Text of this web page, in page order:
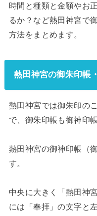
時間と種類と金額やお
るか？など熱田神宮で
方法をまとめます。
熱田神宮の御朱印帳
熱田神宮では御朱印の
で、御朱印帳も御神印
熱田神宮の御神印帳（
す。
中央に大きく「熱田神
には「奉拝」の文字と